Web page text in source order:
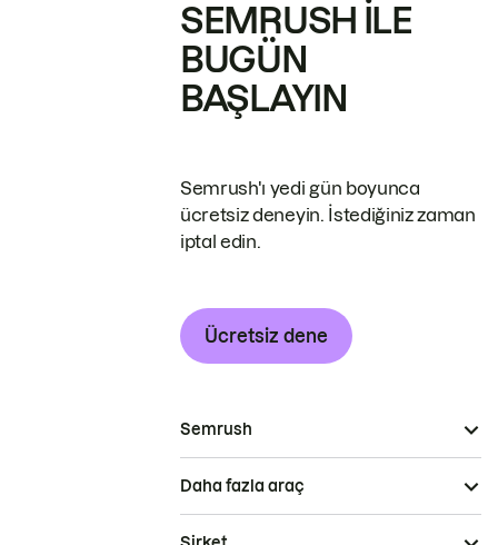
SEMRUSH ILE
BUGÜN
BAŞLAYIN
Semrush'ı yedi gün boyunca
ücretsiz deneyin. İstediğiniz zaman
iptal edin.
Ücretsiz dene
Semrush
Daha fazla araç